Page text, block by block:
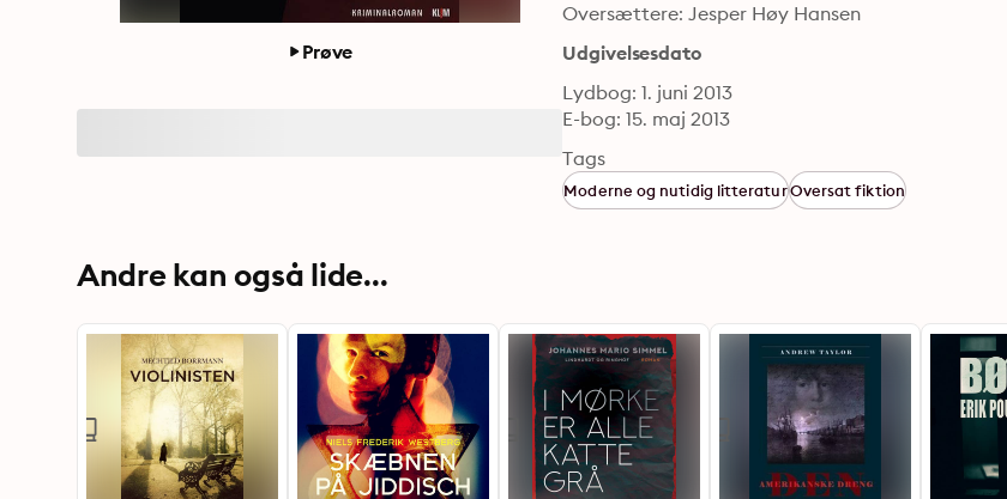
Prøve
Oversættere: Jesper Høy Hansen
Udgivelsesdato
Lydbog: 1. juni 2013
E-bog: 15. maj 2013
Tags
Moderne og nutidig litteraturOversat fiktion
Andre kan også lide...